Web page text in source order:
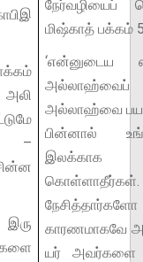
அலி
–
நேர்வழியைப்
மிஷ்காத் பக்கம்
‘என்னுடைய
அல்லாஹ்வை
பின்னால்
இலக்காக
காரணமாகவே
யர் அவர்களை